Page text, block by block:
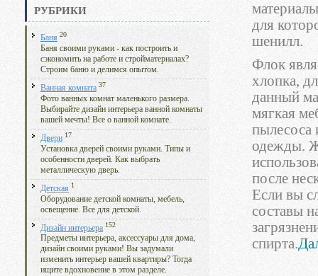
РУБРИКИ
Баня 20
Баня своими руками - как построить и
сэкономить на работе и стройматериалах?
Строим баню и делимся опытом.
Ванная комната 37
Фото ванных комнат маленького размера.
Выбирайте дизайн интерьера ванной комнаты
вашей мечты! Все о ванной комнате.
Двери 17
Установка дверей своими руками. Типы и
особенности дверей. Как выбрать
металлическую дверь.
Детская 1
Оборудование детской комнаты, мебель,
освещение. Все для детской.
Дизайн интерьера 152
Предметы интерьера, аксессуары для дома,
дизайн своими руками! Вы задумали
изменить интерьер вашей квартиры? Тогда
ищите вдохновение в этом разделе.
для
шенилл.
Флок
хлопка,
данный
мягкая
пылесоса
одежды.
после
Если вы
составы
спирта.